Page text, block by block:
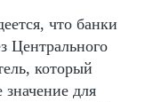
что банки
Центрального
который
для